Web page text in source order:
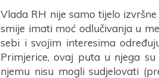
Vlada RH nije samo tijelo
smije imati moć odlučivanja u
sebi i svojim interesima
Primjerice, ovaj puta u njega
njemu nisu mogli sudjelovati